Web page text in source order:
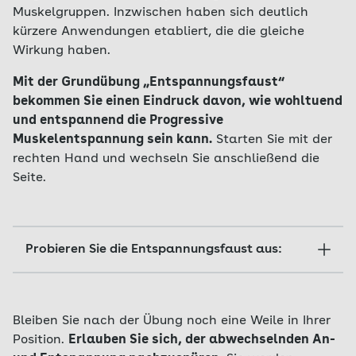
Muskelgruppen. Inzwischen haben sich deutlich
kürzere Anwendungen etabliert, die die gleiche
Wirkung haben.
Mit der Grundübung „Entspannungsfaust“
bekommen Sie einen Eindruck davon, wie wohltuend
und entspannend die Progressive
Muskelentspannung sein kann. Starten Sie mit der
rechten Hand und wechseln Sie anschließend die
Seite.
Probieren Sie die Entspannungsfaust aus:
Lehnen Sie Ihren Rücken an. Stellen Sie beide
Füße fest auf den Boden.
Bleiben Sie nach der Übung noch eine Weile in Ihrer
Position. Erlauben Sie sich, der abwechselnden An-